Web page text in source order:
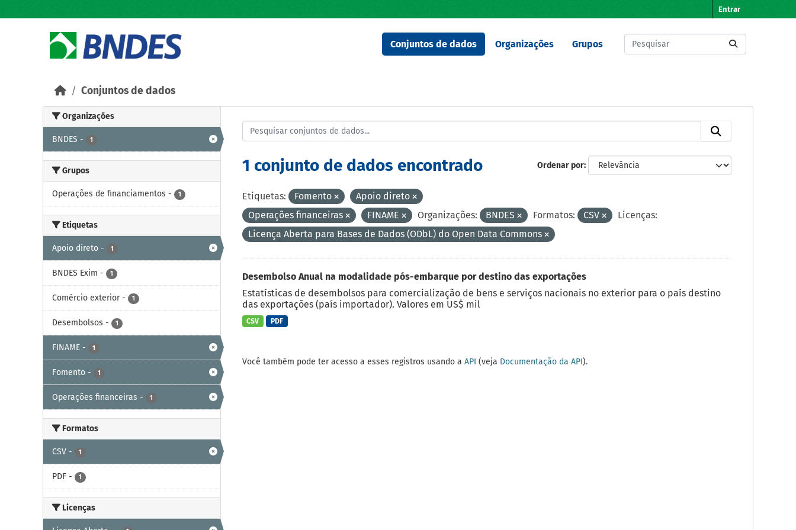
Entrar
Conjuntos de dados Organizações Grupos
Conjuntos de dados
Organizações
BNDES - 1
Grupos
Operações de financiamentos - 1
Etiquetas
Apoio direto - 1
BNDES Exim - 1
Comércio exterior - 1
Desembolsos - 1
FINAME - 1
Fomento - 1
Operações financeiras - 1
Formatos
CSV - 1
PDF - 1
Licenças
Ordenar por
1 conjunto de dados encontrado
Etiquetas: Fomento
Apoio direto
Operações financeiras
FINAME Organizações: BNDES Formatos: CSV
Licenças:
Licença Aberta para Bases de Dados (ODbL) do Open Data Commons
Desembolso Anual na modalidade pós-embarque por destino das exportações
Estatísticas de desembolsos para comercialização de bens e serviços nacionais no exterior para o país destino
das exportações (país importador). Valores em US$ mil
CSV PDF
Você também pode ter acesso a esses registros usando a API (veja Documentação da API).